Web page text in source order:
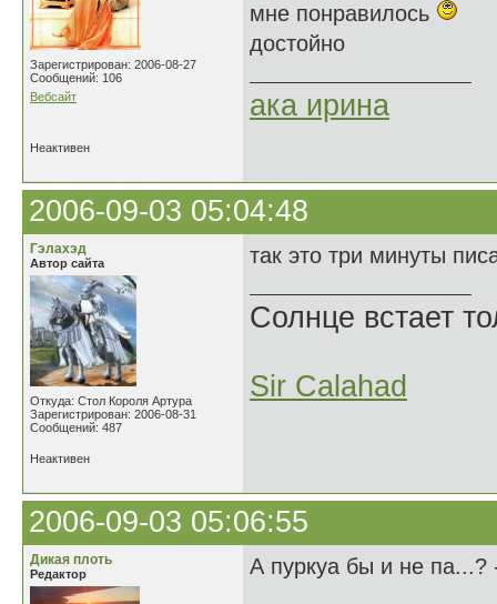
Зарегистрирован: 2006-08-27
Сообщений: 106
Вебсайт
мне понравилось
достойно
ака ирина
Неактивен
2006-09-03 05:04:48
Гэлахэд
Автор сайта
Откуда: Стол Короля Артура
Зарегистрирован: 2006-08-31
Сообщений: 487
так это три минуты
Солнце встает
Sir Calahad
Неактивен
2006-09-03 05:06:55
Дикая плоть
Редактор А пуркуа бы и не